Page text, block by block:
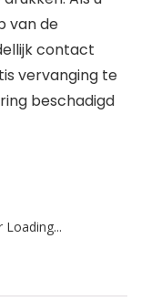
van de
contact
vervanging te
beschadigd